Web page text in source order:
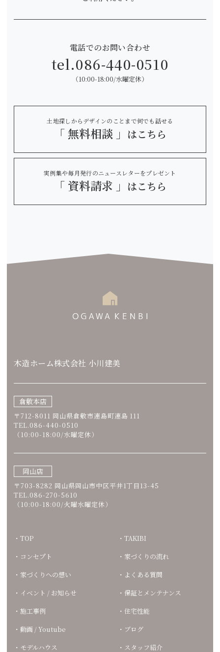
電話でのお問い合わせ
tel.086-440-0510
（10:00-18:00/水曜定休）
土地探しからデザインのことまで何でも話せる
「 無料相談 」 はこちら
実例集や毎月発行のニュースレターをプレゼント
「 資料請求 」 はこちら
木造ホーム株式会社 小川建美
倉敷本店
〒712-8011 岡山県倉敷市連島町連島 111
TEL.086-440-0510
（10:00-18:00/水曜定休）
岡山店
〒703-8282 岡山県岡山市中区平井1丁目13-45
TEL.086-270-5610
（10:00-18:00/火曜水曜定休）
TOP
コンセプト
家づくりへの想い
イベント / お知らせ
施工事例
動画 / Youtube
モデルハウス
TAKIBI
家づくりの流れ
よくある質問
保証とメンテナンス
住宅性能
ブログ
スタッフ紹介